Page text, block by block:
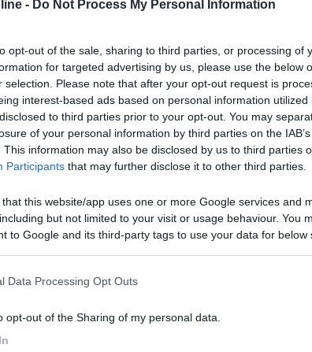
- Do Not Process My Personal Information
opt-out of the sale, sharing to third parties, or processing of
for targeted advertising by us, please use the below
selection. Please note that after your opt-out request is
interest-based ads based on personal information
to third parties prior to your opt-out. You may
of your personal information by third parties on the
This information may also be disclosed by us to third parties
Participants that may further disclose it to other third parties.
that this website/app uses one or more Google services and
but not limited to your visit or usage behaviour. You
to Google and its third-party tags to use your data for below
Data Processing Opt Outs
opt-out of the Sharing of my personal data.
con una area enorme.a 100 metri dla centro.
Campo di Tures.Riva di Tures.